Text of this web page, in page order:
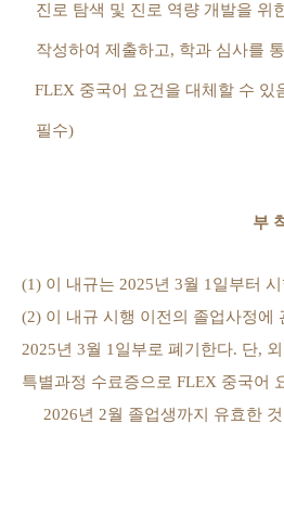
진로 탐색 및 진로 역량 개발을 위
작성하여 제출하고, 학과 심사를
FLEX 중국어 요건을 대체할 수 있
필수)
부
(1) 이 내규는 2025년 3월 1 일부터
(2) 이 내규 시행 이전의 졸업사정에
2025년 3월 1 일부로 폐기한다. 단,
특별과정 수료증으로 FLEX 중국어
2026년 2월 졸업생까지 유효한